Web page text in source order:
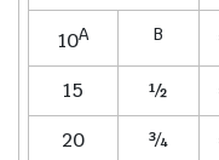
10A B
15 ½
20
¾